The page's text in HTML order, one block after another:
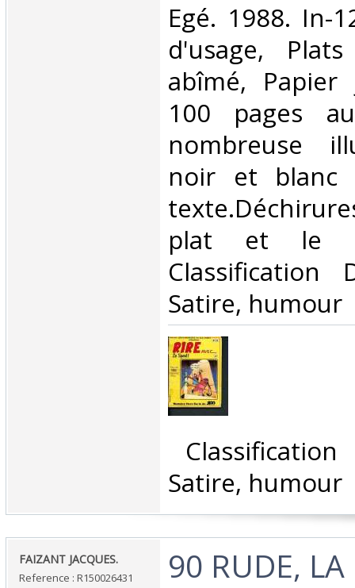
‎Egé. 1988. In-
d'usage,
abîmé, Papier
100 pages
nombreuse
noir et blanc
plat et le
Classification
Satire, humour‎
Satire, humour‎
‎FAIZANT JACQUES.‎
Reference : R150026431
‎90 RUDE, LA